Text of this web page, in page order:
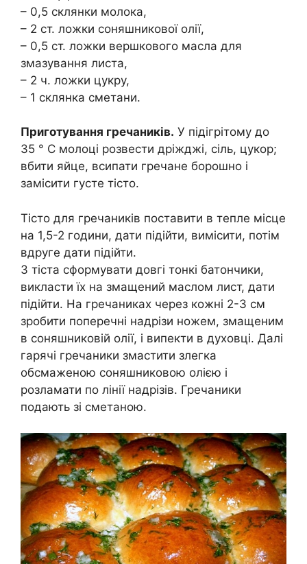
– 0,5 склянки молока,
– 2 ст. ложки соняшникової олії,
– 0,5 ст. ложки вершкового масла для
змазування листа,
– 2 ч. ложки цукру,
– 1 склянка сметани.
Приготування гречаників. У підігрітому до
35 ° C молоці розвести дріжджі, сіль, цукор;
вбити яйце, всипати гречане борошно і
замісити густе тісто.
Тісто для гречаників поставити в тепле місце
на 1,5-2 години, дати підійти, вимісити, потім
вдруге дати підійти.
З тіста сформувати довгі тонкі батончики,
викласти їх на змащений маслом лист, дати
підійти. На гречаниках через кожні 2-3 см
зробити поперечні надрізи ножем, змащеним
в соняшниковій олії, і випекти в духовці. Далі
гарячі гречаники змастити злегка
обсмаженою соняшниковою олією і
розламати по лінії надрізів. Гречаники
подають зі сметаною.